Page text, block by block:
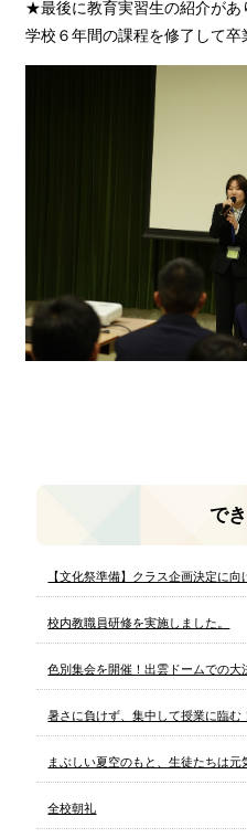
★最後に教育実習生の紹介があ
学校６年間の課程を修了して卒
で
【文化祭準備】クラス企画決定に向
校内教職員研修を実施しました。
色別集会を開催！出雲ドームでの大
暑さに負けず、集中して授業に臨む！
まぶしい夏空のもと、生徒たちは元
全校朝礼